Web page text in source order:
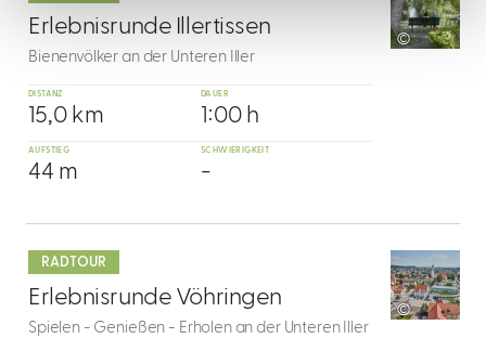
4
Erlebnisrunde Illertissen
©
Bienenvölker an der Unteren Iller
DISTANZ
15,0 km
DAUER
1:00 h
AUFSTIEG
44 m
SCHWIERIGKEIT
-
RADTOUR
5
Erlebnisrunde Vöhringen
©
Spielen - Genießen - Erholen an der Unteren Iller
dazu